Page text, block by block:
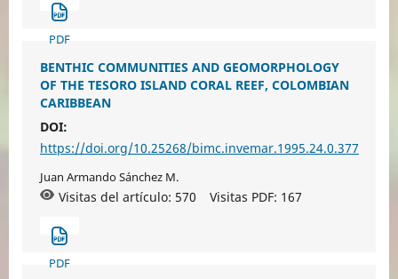
PDF
BENTHIC COMMUNITIES AND GEOMORPHOLOGY
OF THE TESORO ISLAND CORAL REEF, COLOMBIAN
CARIBBEAN
DOI:
https://doi.org/10.25268/bimc.invemar.1995.24.0.377
Juan Armando Sánchez M.
Visitas del artículo: 570 Visitas PDF: 167
PDF